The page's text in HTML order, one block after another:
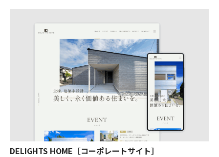
DELIGHTS HOME［コーポレートサイト］